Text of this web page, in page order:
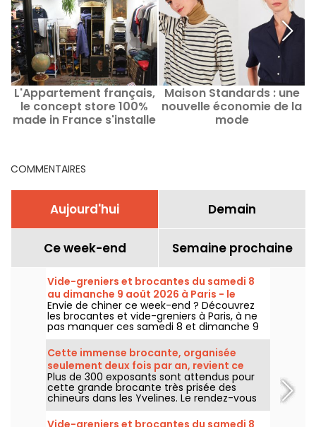
L'Appartement français,
le concept store 100%
made in France s'installe
Maison Standards : une
nouvelle économie de la
mode
COMMENTAIRES
Aujourd'hui Demain
Ce week-end Semaine prochaine
Vide-greniers et brocantes du samedi 8
au dimanche 9 août 2026 à Paris - le
programme du week-end
Envie de chiner ce week-end ? Découvrez
les brocantes et vide-greniers à Paris, à ne
pas manquer ces samedi 8 et dimanche 9
août 2026 pour faire le plein de bonnes
affaires.
Cette immense brocante, organisée
seulement deux fois par an, revient ce
week-end dans les Yvelines
Plus de 300 exposants sont attendus pour
cette grande brocante très prisée des
chineurs dans les Yvelines. Le rendez-vous
revient sous le parking du Carrefour de
Montesson le dimanche 9 août 2026.
Vide-greniers et brocantes du samedi 8